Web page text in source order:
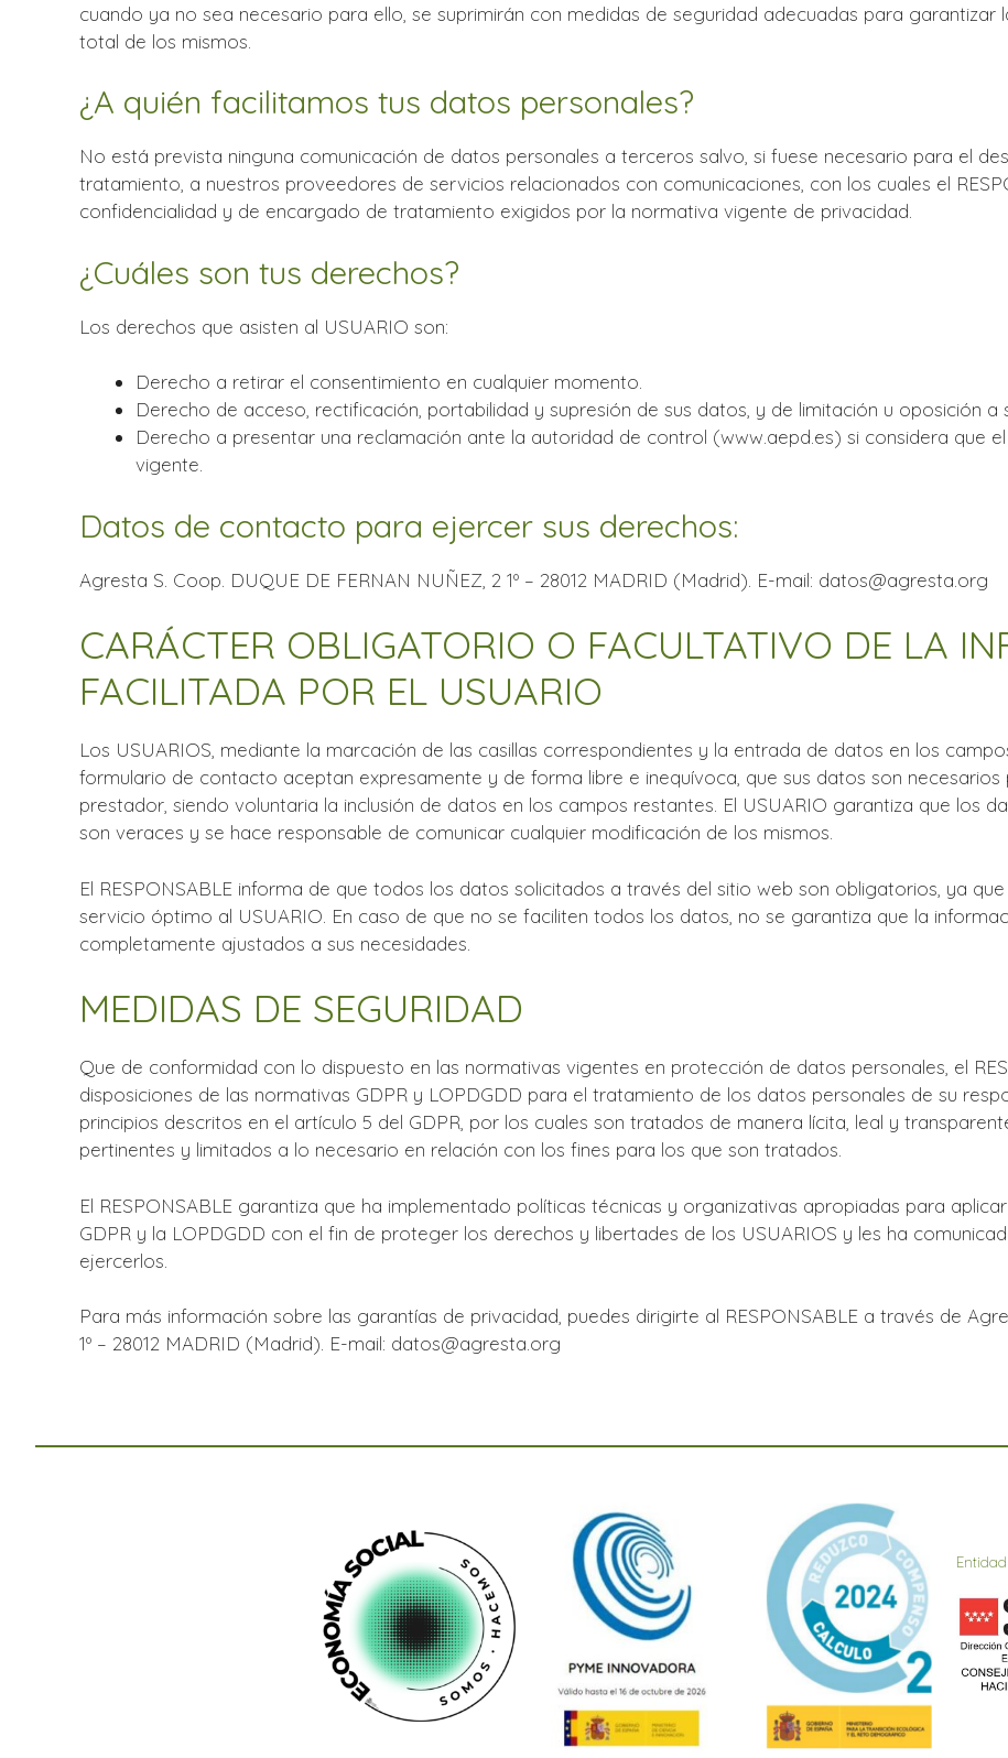
cuando ya no sea necesario para ello, se suprimirán con medidas de seguridad adecuadas para
total de los mismos.
¿A quién facilitamos tus datos personales?
No está prevista ninguna comunicación de datos personales a terceros salvo, si fuese necesario para el
tratamiento, a nuestros proveedores de servicios relacionados con comunicaciones, con los cuales el
confidencialidad y de encargado de tratamiento exigidos por la normativa vigente de privacidad.
¿Cuáles son tus derechos?
Los derechos que asisten al USUARIO son:
Derecho a retirar el consentimiento en cualquier momento.
Derecho de acceso, rectificación, portabilidad y supresión de sus datos, y de limitación u oposición a
Derecho a presentar una reclamación ante la autoridad de control (www.aepd.es) si considera que
vigente.
Datos de contacto para ejercer sus derechos:
Agresta S. Coop. DUQUE DE FERNAN NUÑEZ, 2 1º – 28012 MADRID (Madrid). E-mail: datos@agresta.org
CARÁCTER OBLIGATORIO O FACULTATIVO DE LA
FACILITADA POR EL USUARIO
Los USUARIOS, mediante la marcación de las casillas correspondientes y la entrada de datos en los
formulario de contacto aceptan expresamente y de forma libre e inequívoca, que sus datos son
prestador, siendo voluntaria la inclusión de datos en los campos restantes. El USUARIO garantiza que los
son veraces y se hace responsable de comunicar cualquier modificación de los mismos.
El RESPONSABLE informa de que todos los datos solicitados a través del sitio web son obligatorios, ya
servicio óptimo al USUARIO. En caso de que no se faciliten todos los datos, no se garantiza que la
completamente ajustados a sus necesidades.
MEDIDAS DE SEGURIDAD
Que de conformidad con lo dispuesto en las normativas vigentes en protección de datos personales, el
disposiciones de las normativas GDPR y LOPDGDD para el tratamiento de los datos personales de su
principios descritos en el artículo 5 del GDPR, por los cuales son tratados de manera lícita, leal y
pertinentes y limitados a lo necesario en relación con los fines para los que son tratados.
El RESPONSABLE garantiza que ha implementado políticas técnicas y organizativas apropiadas para
GDPR y la LOPDGDD con el fin de proteger los derechos y libertades de los USUARIOS y les ha
ejercerlos.
Para más información sobre las garantías de privacidad, puedes dirigirte al RESPONSABLE a través de
1º – 28012 MADRID (Madrid). E-mail: datos@agresta.org